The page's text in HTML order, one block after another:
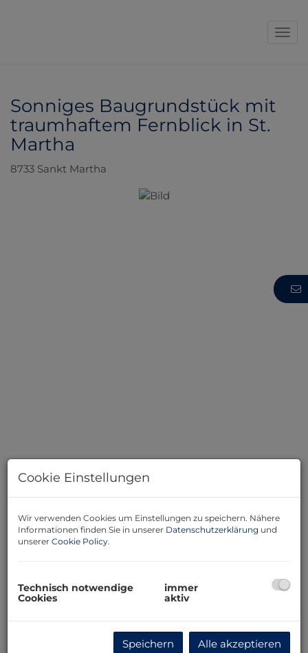
Sonniges Baugrundstück mit
traumhaftem Fernblick in St.
Martha
8733 Sankt Martha
Bild
Wer auf der Suche nach einem gewöhnlichen
Baugrundstück ist, wird hier vermutlich nicht fündig.
begeistert vor allem durch das, was man nicht überall
Cookie Einstellungen
Wir verwenden Cookies um Einstellungen zu speichern. Nähere
Informationen finden Sie in unserer Datenschutzerklärung und
unserer Cookie Policy.
Technisch notwendige
Cookies
immer
aktiv
Speichern Alle akzeptieren